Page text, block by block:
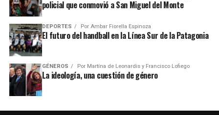
policial que conmovió a San Miguel del Monte
DEPORTES Por Ambar Fiorella Espinoza
El futuro del handball en la Línea Sur de la Patagonia
GÉNEROS Por Martína de Leonardis y Francisco Lofiego
La ideología, una cuestión de género